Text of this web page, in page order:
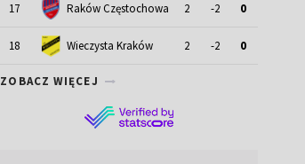
17 Raków Częstochowa 2 -2 0
18 Wieczysta Kraków 2 -2 0
ZOBACZ WIĘCEJ